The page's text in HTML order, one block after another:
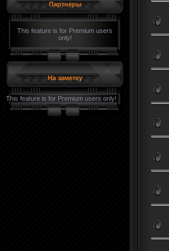
Партнеры
This feature is for Premium users
only!
На заметку
This feature is for Premium users only!